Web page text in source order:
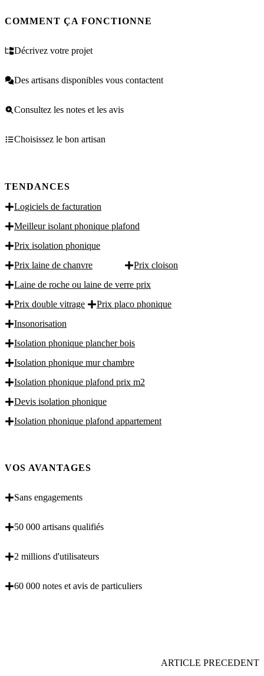
COMMENT ÇA FONCTIONNE
Décrivez votre projet
Des artisans disponibles vous contactent
Consultez les notes et les avis
Choisissez le bon artisan
TENDANCES
Logiciels de facturation
Meilleur isolant phonique plafond
Prix isolation phonique
Prix laine de chanvre
Prix cloison
Laine de roche ou laine de verre prix
Prix double vitrage
Prix placo phonique
Insonorisation
Isolation phonique plancher bois
Isolation phonique mur chambre
Isolation phonique plafond prix m2
Devis isolation phonique
Isolation phonique plafond appartement
VOS AVANTAGES
Sans engagements
50 000 artisans qualifiés
2 millions d'utilisateurs
60 000 notes et avis de particuliers
ARTICLE PRECEDENT